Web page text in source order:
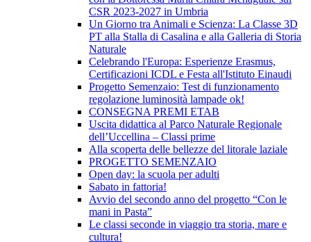
CSR 2023-2027 in Umbria
Un Giorno tra Animali e Scienza: La Classe 3D
PT alla Stalla di Casalina e alla Galleria di Storia
Naturale
Celebrando l'Europa: Esperienze Erasmus,
Certificazioni ICDL e Festa all'Istituto Einaudi
Progetto Semenzaio: Test di funzionamento
regolazione luminosità lampade ok!
CONSEGNA PREMI ETAB
Uscita didattica al Parco Naturale Regionale
dell’Uccellina – Classi prime
Alla scoperta delle bellezze del litorale laziale
PROGETTO SEMENZAIO
Open day: la scuola per adulti
Sabato in fattoria!
Avvio del secondo anno del progetto “Con le
mani in Pasta”
Le classi seconde in viaggio tra storia, mare e
cultura!